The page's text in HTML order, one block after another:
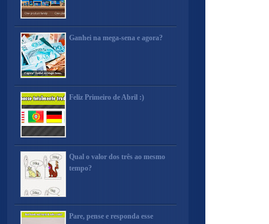
Ganhei na mega-sena e agora?
Feliz Primeiro de Abril :)
Qual o valor dos três ao mesmo
tempo?
Pare, pense e responda esse